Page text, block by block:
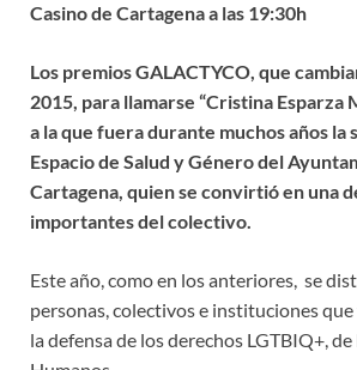
Casino de Cartagena a las 19:30h
Los premios GALACTYCO, que
2015, para llamarse “Cristina Esparza
a la que fuera durante muchos años la
Espacio de Salud y Género del
Cartagena, quien se convirtió en una
importantes del colectivo.
Este año, como en los anteriores, se
personas, colectivos e instituciones
la defensa de los derechos LGTBIQ+,